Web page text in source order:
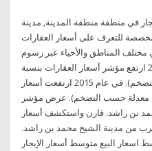
في منطقة منطقة المدينة, مدينة
للتعرف على أسعار العقارات
مختلف المناطق والأحياء عبر رسوم
9‏‏/5‏‏/1442 بعد الهجرة في عام 2014 ارتفع مؤشر أسعار العقارات بنسبة
34.67 ٪ (31.81 ٪ معدلة حسب التضخم). في عام 2015 ارتفعت أسعار
بنسبة 14.39 ٪ (10.75 ٪ معدلة حسب التضخم). عرض مؤشر
بن راشد. قارن واستكشف أسعار
من مدينة الشيخ محمد بن راشد.
اسعار البيع متوسط أسعار الإيجار